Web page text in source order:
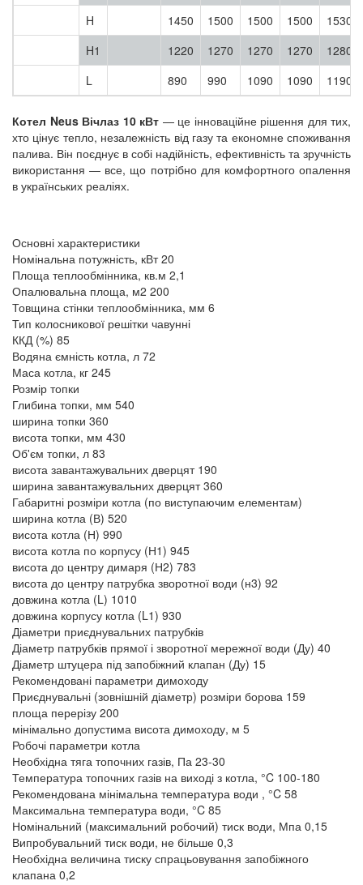
H 1450 1500 1500 1500
1530
H1
1220 1270 1270 1270
1280
L
890 990 1090 1090 1190
Котел Neus Вічлаз 10 кВт — це інноваційне рішення для тих,
хто цінує тепло, незалежність від газу та економне споживання
палива. Він поєднує в собі надійність, ефективність та зручність
використання — все, що потрібно для комфортного опалення
в українських реаліях.
Основні характеристики
Номінальна потужність, кВт 20
Площа теплообмінника, кв.м 2,1
Опалювальна площа, м2 200
Товщина стінки теплообмінника, мм 6
Тип колосникової решітки чавунні
ККД (%) 85
Водяна ємність котла, л 72
Маса котла, кг 245
Розмір топки
Глибина топки, мм 540
ширина топки 360
висота топки, мм 430
Об'єм топки, л 83
висота завантажувальних дверцят 190
ширина завантажувальних дверцят 360
Габаритні розміри котла (по виступаючим елементам)
ширина котла (В) 520
висота котла (Н) 990
висота котла по корпусу (Н1) 945
висота до центру димаря (Н2) 783
висота до центру патрубка зворотної води (н3) 92
довжина котла (L) 1010
довжина корпусу котла (L1) 930
Діаметри приєднувальних патрубків
Діаметр патрубків прямої і зворотної мережної води (Ду) 40
Діаметр штуцера під запобіжний клапан (Ду) 15
Рекомендовані параметри димоходу
Приєднувальні (зовнішній діаметр) розміри борова 159
площа перерізу 200
мінімально допустима висота димоходу, м 5
Робочі параметри котла
Необхідна тяга топочних газів, Па 23-30
Температура топочних газів на виході з котла, °C 100-180
Рекомендована мінімальна температура води , °C 58
Максимальна температура води, °C 85
Номінальний (максимальний робочий) тиск води, Мпа 0,15
Випробувальний тиск води, не більше 0,3
Необхідна величина тиску спрацьовування запобіжного
клапана 0,2